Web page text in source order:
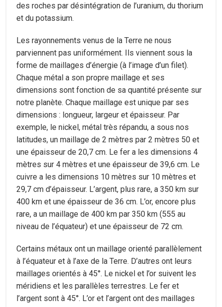
des roches par désintégration de l’uranium, du thorium
et du potassium.
Les rayonnements venus de la Terre ne nous
parviennent pas uniformément. Ils viennent sous la
forme de maillages d’énergie (à l’image d’un filet).
Chaque métal a son propre maillage et ses
dimensions sont fonction de sa quantité présente sur
notre planète. Chaque maillage est unique par ses
dimensions : longueur, largeur et épaisseur. Par
exemple, le nickel, métal très répandu, a sous nos
latitudes, un maillage de 2 mètres par 2 mètres 50 et
une épaisseur de 20,7 cm. Le fer a les dimensions 4
mètres sur 4 mètres et une épaisseur de 39,6 cm. Le
cuivre a les dimensions 10 mètres sur 10 mètres et
29,7 cm d’épaisseur. L’argent, plus rare, a 350 km sur
400 km et une épaisseur de 36 cm. L’or, encore plus
rare, a un maillage de 400 km par 350 km (555 au
niveau de l’équateur) et une épaisseur de 72 cm.
Certains métaux ont un maillage orienté parallèlement
à l’équateur et à l’axe de la Terre. D’autres ont leurs
maillages orientés à 45°. Le nickel et l’or suivent les
méridiens et les parallèles terrestres. Le fer et
l’argent sont à 45°. L’or et l’argent ont des maillages